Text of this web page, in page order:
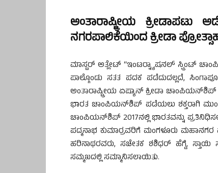
ಅಂತಾರಾಷ್ಟ್ರೀಯ ಕ್ರೀಡಾಪಟು
ನಗರಪಾಲಿಕೆಯಿಂದ ಕ್ರೀಡಾ
ಮಾಸ್ಟರ್ ಅತ್ಲೇಟ್ “ಇಂಟರ್‍ನ್ಯಾಷನಲ್ ಸ್ಪ್ರಿಂಟ್
ಪಾಲ್ಗೊಂಡು ಸತತ ಪದಕ ಪಡೆದುದಲ್ಲದೆ,
ಅಂತಾರಾಷ್ಟ್ರೀಯ ಏಷ್ಯಾನ್ ಕ್ರೀಡಾ ಚಾಂಪಿಯನ್‍ಶಿಪ್
ಭಾರತ ಚಾಂಪಿಯನ್‍ಶಿಪ್ ಪಡೆಯಲು ಶಕ್ತರಾಗಿ
ಚಾಂಪಿಯನ್‍ಶಿಪ್ 2017ನಲ್ಲಿ ಭಾರತವನ್ನು
ಪದ್ಮನಾಭ ಕುಮಾರ್‍ರವರಿಗೆ ಮಂಗಳೂರು
ಹರಿನಾಥರವರು, ಸಚೇತಕ ಶಶಿಧರ್ ಹೆಗ್ಡೆ,
ಸಮ್ಮಖದಲ್ಲಿ ಸಮ್ಮಾನಿಸಲಾಯಿತು.